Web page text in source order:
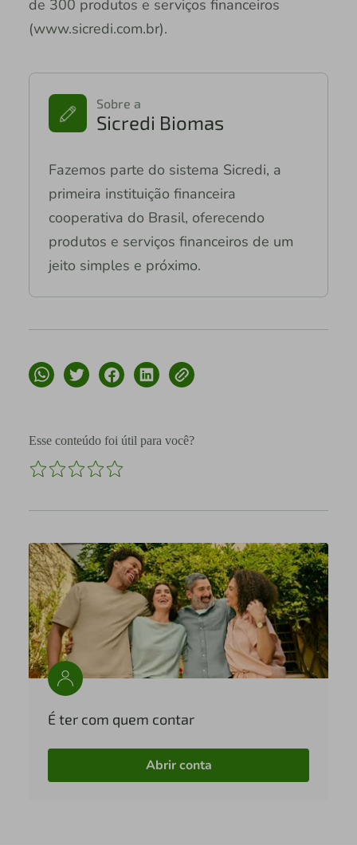
de 300 produtos e serviços financeiros
(www.sicredi.com.br).
Sobre a
Sicredi Biomas
Fazemos parte do sistema Sicredi, a
primeira instituição financeira
cooperativa do Brasil, oferecendo
produtos e serviços financeiros de um
jeito simples e próximo.
Esse conteúdo foi útil para você?
É ter com quem contar
Abrir conta